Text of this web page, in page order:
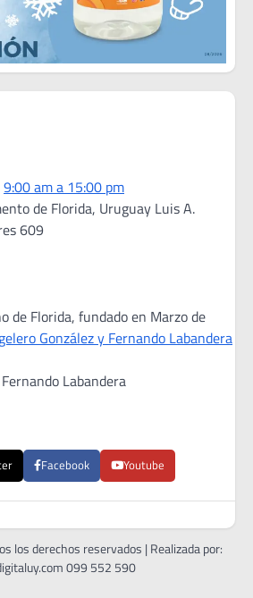
9:00 am a 15:00 pm
de Florida, Uruguay Luis A.
609
de Florida, fundado en Marzo de
González y Fernando Labandera
Labandera
Facebook Youtube